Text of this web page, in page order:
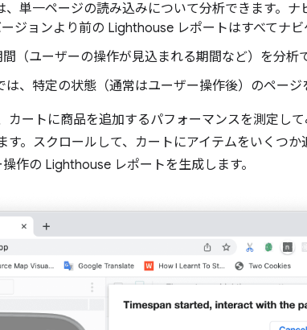
、単一ページの読み込みについて分析できます。
ジョンより前の Lighthouse レポートはすべてナビ
（ユーザーの操作が見込まれる期間など）を分析
は、特定の状態（通常はユーザー操作後）のページ
カートに商品を追加するパフォーマンスを測定し
す。スクロールして、カートにアイテムをいくつ
作の Lighthouse レポートを生成します。